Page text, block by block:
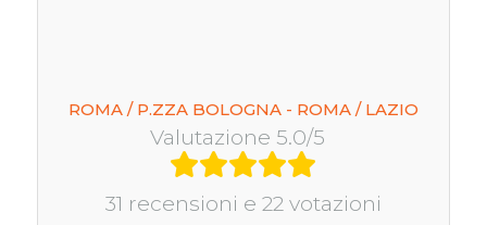
ROMA / P.ZZA BOLOGNA - ROMA / LAZIO
Valutazione 5.0/5
31 recensioni e 22 votazioni